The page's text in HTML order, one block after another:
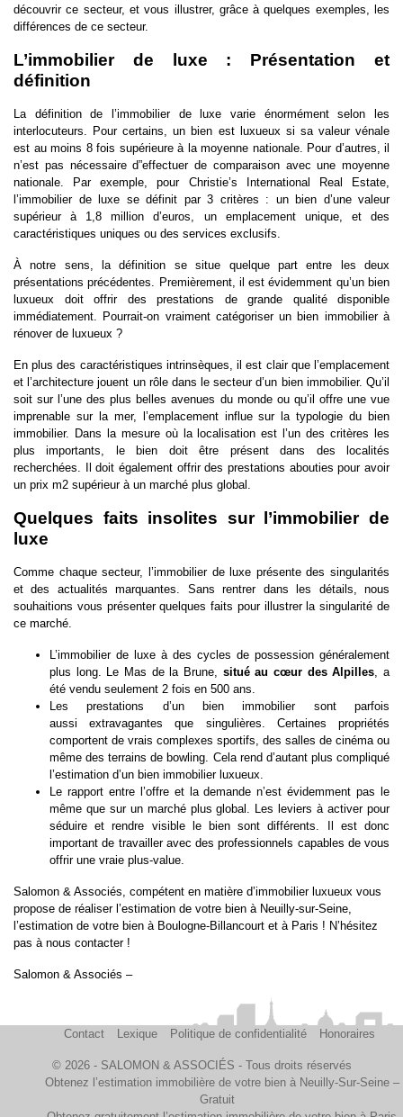
découvrir ce secteur, et vous illustrer, grâce à quelques exemples, les
différences de ce secteur.
L’immobilier de luxe : Présentation et
définition
La définition de l’immobilier de luxe varie énormément selon les
interlocuteurs. Pour certains, un bien est luxueux si sa valeur vénale
est au moins 8 fois supérieure à la moyenne nationale. Pour d’autres, il
n’est pas nécessaire d”effectuer de comparaison avec une moyenne
nationale. Par exemple, pour Christie’s International Real Estate,
l’immobilier de luxe se définit par 3 critères : un bien d’une valeur
supérieur à 1,8 million d’euros, un emplacement unique, et des
caractéristiques uniques ou des services exclusifs.
À notre sens, la définition se situe quelque part entre les deux
présentations précédentes. Premièrement, il est évidemment qu’un bien
luxueux doit offrir des prestations de grande qualité disponible
immédiatement. Pourrait-on vraiment catégoriser un bien immobilier à
rénover de luxueux ?
En plus des caractéristiques intrinsèques, il est clair que l’emplacement
et l’architecture jouent un rôle dans le secteur d’un bien immobilier. Qu’il
soit sur l’une des plus belles avenues du monde ou qu’il offre une vue
imprenable sur la mer, l’emplacement influe sur la typologie du bien
immobilier. Dans la mesure où la localisation est l’un des critères les
plus importants, le bien doit être présent dans des localités
recherchées. Il doit également offrir des prestations abouties pour avoir
un prix m2 supérieur à un marché plus global.
Quelques faits insolites sur l’immobilier de
luxe
Comme chaque secteur, l’immobilier de luxe présente des singularités
et des actualités marquantes. Sans rentrer dans les détails, nous
souhaitions vous présenter quelques faits pour illustrer la singularité de
ce marché.
L’immobilier de luxe à des cycles de possession généralement
plus long. Le Mas de la Brune, situé au cœur des Alpilles, a
été vendu seulement 2 fois en 500 ans.
Les prestations d’un bien immobilier sont parfois
aussi extravagantes que singulières. Certaines propriétés
comportent de vrais complexes sportifs, des salles de cinéma ou
même des terrains de bowling. Cela rend d’autant plus compliqué
l’estimation d’un bien immobilier luxueux.
Le rapport entre l’offre et la demande n’est évidemment pas le
même que sur un marché plus global. Les leviers à activer pour
séduire et rendre visible le bien sont différents. Il est donc
important de travailler avec des professionnels capables de vous
offrir une vraie plus-value.
Salomon & Associés, compétent en matière d’immobilier luxueux vous
propose de réaliser l’estimation de votre bien à Neuilly-sur-Seine,
l’estimation de votre bien à Boulogne-Billancourt et à Paris ! N’hésitez
pas à nous contacter !
Salomon & Associés –
Contact Lexique Politique de confidentialité Honoraires
© 2026 - SALOMON & ASSOCIÉS - Tous droits réservés
Obtenez l’estimation immobilière de votre bien à Neuilly-Sur-Seine –
Gratuit